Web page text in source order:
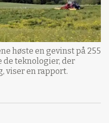
høste en gevinst på 255
teknologier, der
viser en rapport.